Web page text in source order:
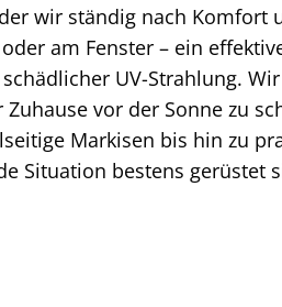
wir ständig nach Komfort
am Fenster – ein
UV-Strahlung.
vor der Sonne zu
Markisen bis hin zu
Situation bestens gerüstet